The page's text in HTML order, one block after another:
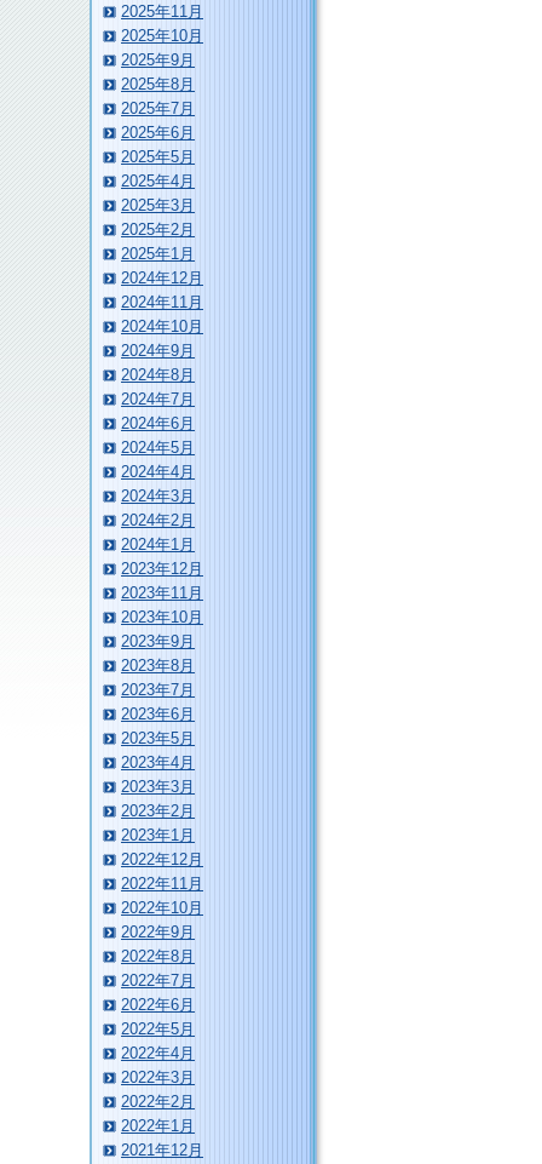
2025年11月
2025年10月
2025年9月
2025年8月
2025年7月
2025年6月
2025年5月
2025年4月
2025年3月
2025年2月
2025年1月
2024年12月
2024年11月
2024年10月
2024年9月
2024年8月
2024年7月
2024年6月
2024年5月
2024年4月
2024年3月
2024年2月
2024年1月
2023年12月
2023年11月
2023年10月
2023年9月
2023年8月
2023年7月
2023年6月
2023年5月
2023年4月
2023年3月
2023年2月
2023年1月
2022年12月
2022年11月
2022年10月
2022年9月
2022年8月
2022年7月
2022年6月
2022年5月
2022年4月
2022年3月
2022年2月
2022年1月
2021年12月